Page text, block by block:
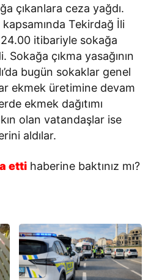
çıkanlara ceza yağdı.
Tekirdağ İli
itibariyle sokağa
Sokağa çıkma yasağının
bugün sokaklar genel
ekmek üretimine devam
ekmek dağıtımı
olan vatandaşlar ise
aldılar.
etti haberine baktınız mı?